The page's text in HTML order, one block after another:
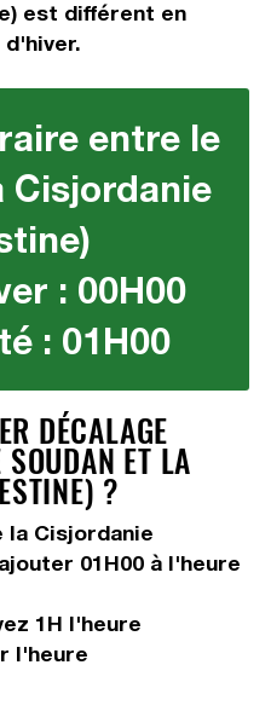
est différent en
entre le
Cisjordanie
: 00H00
: 01H00
DÉCALAGE
ET LA
?
la Cisjordanie
ajouter 01H00à l'heure
1H l'heure
l'heure